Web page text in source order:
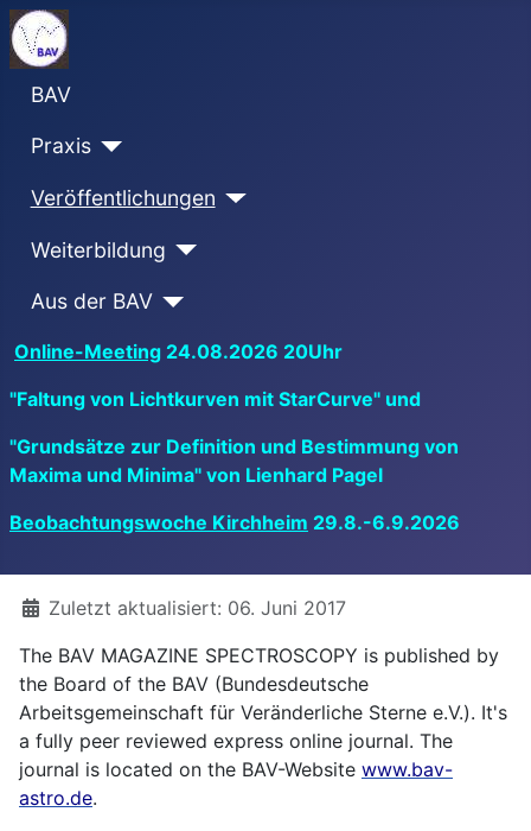
BAV
Praxis
Veröffentlichungen
Weiterbildung
Aus der BAV
Online-Meeting 24.08.2026 20Uhr
"Faltung von Lichtkurven mit StarCurve" und
"Grundsätze zur Definition und Bestimmung von
Maxima und Minima" von Lienhard Pagel
Beobachtungswoche Kirchheim 29.8.-6.9.2026
DetailsZuletzt aktualisiert: 06. Juni 2017
The BAV MAGAZINE SPECTROSCOPY is published by
the Board of the BAV (Bundesdeutsche
Arbeitsgemeinschaft für Veränderliche Sterne e.V.). It's
a fully peer reviewed express online journal. The
journal is located on the BAV-Website www.bav-
astro.de.